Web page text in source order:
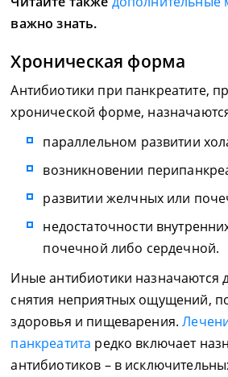
важно знать.
Хроническая форма
Антибиотики при панкреатите,
хронической форме,
параллельном развитии
возникновении
развитии желчных или
недостаточности
почечной либо сердечной.
Иные антибиотики назначаются
снятия неприятных ощущений,
здоровья и пищеварения.
панкреатита редко включает
антибиотиков – в